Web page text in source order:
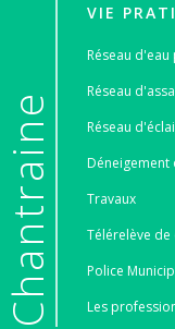
e
VIE
Réseau
Réseau
Réseau
Déneigement
Travaux
Télérelève
Police
Les